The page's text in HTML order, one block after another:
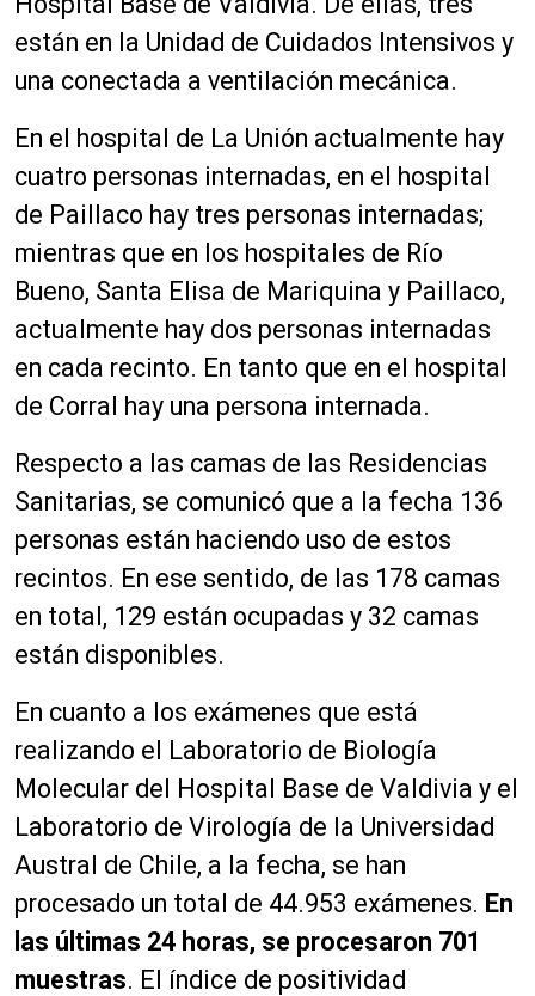
están en la Unidad de Cuidados Intensivos y
una conectada a ventilación mecánica.
En el hospital de La Unión actualmente hay
cuatro personas internadas, en el hospital
de Paillaco hay tres personas internadas;
mientras que en los hospitales de Río
Bueno, Santa Elisa de Mariquina y Paillaco,
actualmente hay dos personas internadas
en cada recinto. En tanto que en el hospital
de Corral hay una persona internada.
Respecto a las camas de las Residencias
Sanitarias, se comunicó que a la fecha 136
personas están haciendo uso de estos
recintos. En ese sentido, de las 178 camas
en total, 129 están ocupadas y 32 camas
están disponibles.
En cuanto a los exámenes que está
realizando el Laboratorio de Biología
Molecular del Hospital Base de Valdivia y el
Laboratorio de Virología de la Universidad
Austral de Chile, a la fecha, se han
procesado un total de 44.953 exámenes. En
las últimas 24 horas, se procesaron 701
muestras. El índice de positividad